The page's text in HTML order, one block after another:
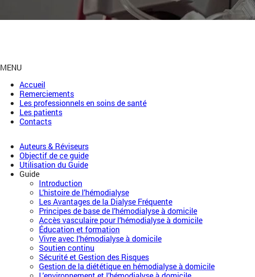
MENU
Accueil
Remerciements
Les professionnels en soins de santé
Les patients
Contacts
Auteurs & Réviseurs
Objectif de ce guide
Utilisation du Guide
Guide
Introduction
L’histoire de l’hémodialyse
Les Avantages de la Dialyse Fréquente
Principes de base de l’hémodialyse à domicile
Accès vasculaire pour l’hémodialyse à domicile
Éducation et formation
Vivre avec l’hémodialyse à domicile
Soutien continu
Sécurité et Gestion des Risques
Gestion de la diététique en hémodialyse à domicile